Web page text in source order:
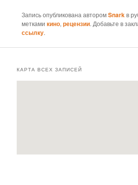
Запись опубликована авторомSnark в
метками кино, рецензии. Добавьте в
ссылку.
КАРТА ВСЕХ ЗАПИСЕЙ